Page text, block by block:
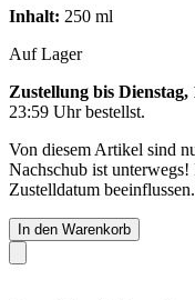
Inhalt: 250 ml
Auf Lager
Zustellung bis Dienstag,
23:59 Uhrbestellst.
Von diesem Artikel sind
Nachschub ist
Zustelldatum beeinflussen.
In den Warenkorb